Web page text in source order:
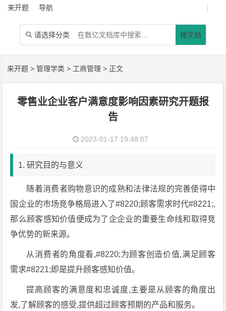
来开题 导航 |
 请选择分类 搜文档
来开题 >管理学类 > 工商管理 > 正文
零售业企业客户满意度影响因素研究开题报
告
2023-01-17 19:48:07
1. 研究目的与意义
随着消费者购物意识的成熟和法律法规的完善使得中
国企业的市场竞争格局进入了#8220;顾客需求时代#8221;,
那么顾客感知价值便成为了企企业的重要生命线和取得竞
争优势的新来源。
从消费者的角度看,#8220;为顾客创造价值,满足顾客
需求#8221;即是提升顾客感知价值。
提高顾客的满意度和忠诚度,主要是从顾客的角度出
发,了解顾客的感受,提供超过顾客预期的产品和服务。